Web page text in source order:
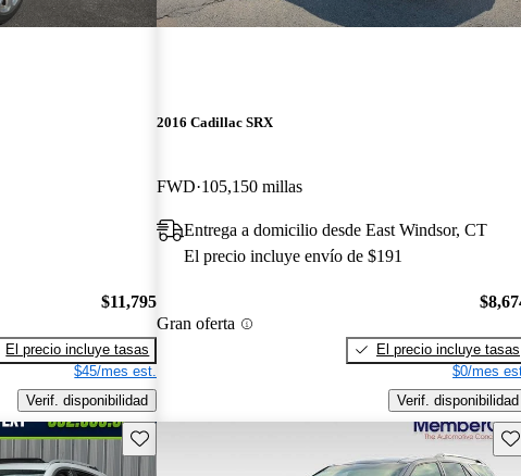
$11,795
El precio incluye tasas
$45/mes est.
Verif. disponibilidad
2016 Cadillac SRX
FWD 105,150 millas
Entrega a domicilio desde East Windsor, CT
El precio incluye envío de $191
Gran oferta
El precio incluye tasas
$0/mes
Verif. disponibilidad
Guarda este Aviso